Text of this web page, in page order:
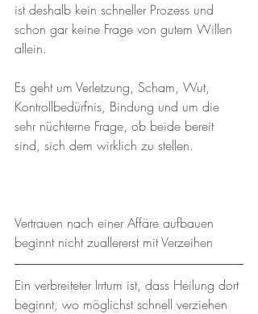
ist deshalb kein schneller Prozess und
schon gar keine Frage von gutem Willen
allein.
Es geht um Verletzung, Scham, Wut,
Kontrollbedürfnis, Bindung und um die
sehr nüchterne Frage, ob beide bereit
sind, sich dem wirklich zu stellen.
Vertrauen nach einer Affäre aufbauen
beginnt nicht zuallererst mit Verzeihen
Ein verbreiteter Irrtum ist, dass Heilung dort
beginnt, wo möglichst schnell verziehen